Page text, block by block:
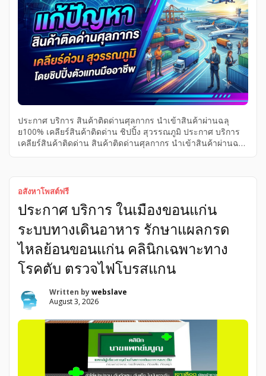
ประกาศ บริการ สินค้าติดด่านศุลกากร นำเข้าสินค้าผ่านฉลุ
ย100% เคลียร์สินค้าติดด่าน ชิปปิ้ง สุวรรณภูมิ ประกาศ บริการ
เคลียร์สินค้าติดด่าน สินค้าติดด่านศุลกากร นำเข้าสินค้าผ่านฉลุ
เคลียร์สินค้าติดด่าน สุวรรณภูมิ นำเข้าสินค้า ผ่านฉลุย100% แก้
เคลียร์สินค้าติดด่าน สุวรรณภูมิ รวดเร็ว ถูกต้องตามกฎหมาย
มั่นใจด้วยทีมงานผู้เชี่ยวชาญ นำเข้าสินค้า ผ่านฉลุย100%ปรึกษา
เคสด่วน โทร: 065-615-5153 พร้อมดูแลตลอดกระบวนการ
สอบถามรายละเอียดเพิ่มเติมทาง Line: @jpcargoservice ได้ทันที
แก้ปัญหาสินค้าติดด่านศุลกากร สุวรรณภูมิ ชิปปิ้ง เคลียร์สินค้า
ติดด่าน สุวรรณภูมิ นำเข้าสินค้า ผ่านฉลุย100% เสียเวลาทำมา
อสังหาโพสต์ฟรี
ประกาศ บริการ ในเมืองขอนแก่น
ระบบทางเดินอาหาร รักษาแผลกรด
ไหลย้อนขอนแก่น คลินิกเฉพาะทาง
โรคตับ ตรวจไฟโบรสแกน
Written bywebslave
August 3, 2026